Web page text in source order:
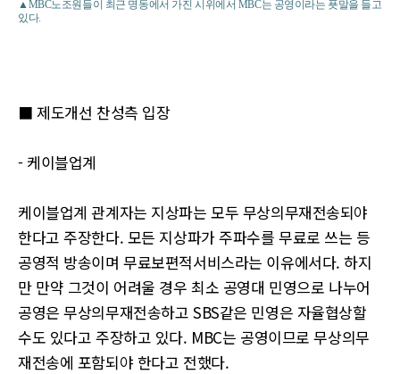
▲MBC노조원들이 최근 명동에서 가진 시위에서 MBC는 공영이라는 푯말을 들고
있다.
■ 제도개선 찬성측 입장
- 케이블업계
케이블업계 관계자는 지상파는 모두 무상의무재전송되야
한다고 주장한다. 모든 지상파가 주파수를 무료로 쓰는 등
공영적 방송이며 무료보편적서비스라는 이유에서다. 하지
만 만약 그것이 어려울 경우 최소 공영대 민영으로 나누어
공영은 무상의무재전송하고 SBS같은 민영은 자율협상할
수도 있다고 주장하고 있다. MBC는 공영이므로 무상의무
재전송에 포함되야 한다고 전했다.